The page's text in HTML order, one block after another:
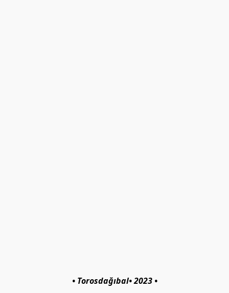
• Torosdağıbal• 2023 •